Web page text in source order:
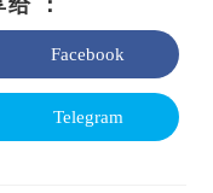
：
Facebook
Telegram